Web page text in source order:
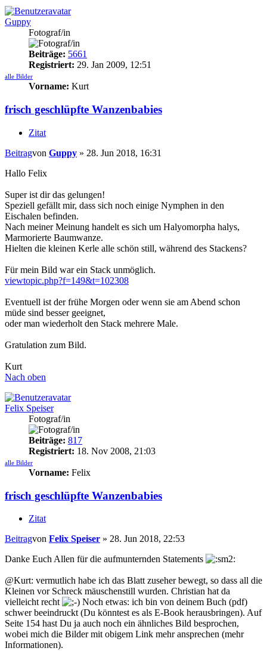
Guppy
Fotograf/in
Beiträge: 5661
Registriert: 29. Jan 2009, 12:51
alle Bilder
Vorname: Kurt
frisch geschlüpfte Wanzenbabies
Zitat
Beitragvon Guppy » 28. Jun 2018, 16:31
Hallo Felix
Super ist dir das gelungen!
Speziell gefällt mir, dass sich noch einige Nymphen in den
Eischalen befinden.
Nach meiner Meinung handelt es sich um Halyomorpha halys,
Marmorierte Baumwanze.
Hielten die kleinen Kerle alle schön still, während des Stackens?
Für mein Bild war ein Stack unmöglich.
viewtopic.php?f=149&t=102308
Eventuell ist der frühe Morgen oder wenn sie am Abend schon
müde sind besser geeignet,
oder man wiederholt den Stack mehrere Male.
Gratulation zum Bild.
Kurt
Nach oben
Felix Speiser
Fotograf/in
Beiträge: 817
Registriert: 18. Nov 2008, 21:03
alle Bilder
Vorname: Felix
frisch geschlüpfte Wanzenbabies
Zitat
Beitragvon Felix Speiser » 28. Jun 2018, 22:53
Danke Euch Allen für die aufmunternden Statements
@Kurt: vermutlich habe ich das Blatt zuseher bewegt, so dass all die
Kleinen vor Schreck mäuschenstill wurden. Christian hat da
vielleicht recht
Noch etwas: ich bin von deinem Buch (pdf)
schwer beeindruckt (Du könntest es als E-Book herausbringen). Auf
Seite 154 hast Du ja auch noch ein ähnliches Bild besprochen,
wobei mich die Bilder mit obigem Link mehr ansprechen (mehr
Informationen).